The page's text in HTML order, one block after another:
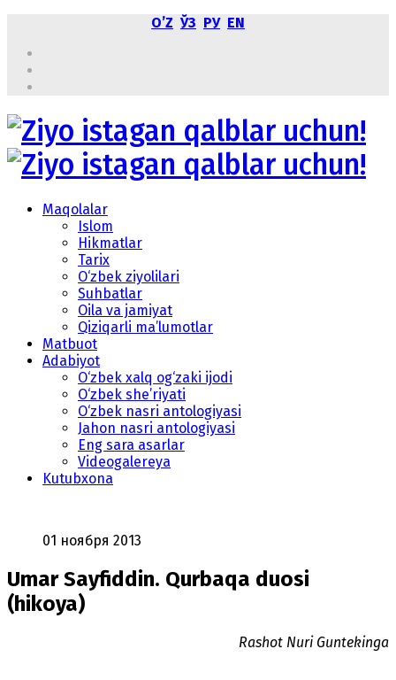
OʼZ ЎЗ РУ EN
Maqolalar
Islom
Hikmatlar
Tarix
O‘zbek ziyolilari
Suhbatlar
Oila va jamiyat
Qiziqarli ma’lumotlar
Matbuot
Adabiyot
O‘zbek xalq og‘zaki ijodi
O‘zbek she’riyati
O‘zbek nasri antologiyasi
Jahon nasri antologiyasi
Eng sara asarlar
Videogalereya
Kutubxona
01 ноября 2013
Umar Sayfiddin. Qurbaqa duosi
(hikoya)
Rashot Nuri Guntekinga